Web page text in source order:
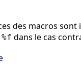
des macros
%f dans le cas